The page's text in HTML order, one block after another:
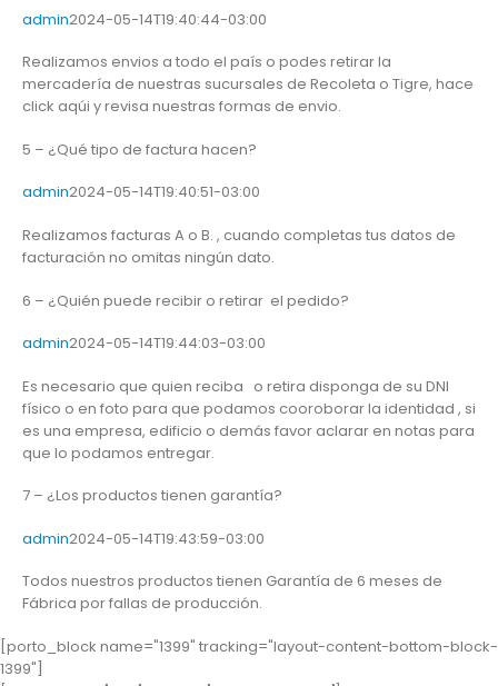
admin2024-05-14T19:40:44-03:00
Realizamos envios a todo el país o podes retirar la
mercadería de nuestras sucursales de Recoleta o Tigre, hace
click aqúi y revisa nuestras formas de envio.
5 – ¿Qué tipo de factura hacen?
admin2024-05-14T19:40:51-03:00
Realizamos facturas A o B. , cuando completas tus datos de
facturación no omitas ningún dato.
6 – ¿Quién puede recibir o retirar el pedido?
admin2024-05-14T19:44:03-03:00
Es necesario que quien reciba o retira disponga de su DNI
físico o en foto para que podamos cooroborar la identidad , si
es una empresa, edificio o demás favor aclarar en notas para
que lo podamos entregar.
7 – ¿Los productos tienen garantía?
admin2024-05-14T19:43:59-03:00
Todos nuestros productos tienen Garantía de 6 meses de
Fábrica por fallas de producción.
[porto_block name="1399" tracking="layout-content-bottom-block-
1399"]